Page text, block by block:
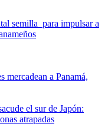
semilla para impulsar a
mercadean a Panamá,
el sur de Japón:
atrapadas